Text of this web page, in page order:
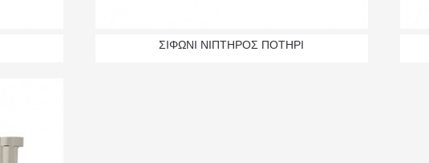
ΣΙΦΩΝΙ ΝΙΠΤΗΡΟΣ ΠΟΤΗΡΙ